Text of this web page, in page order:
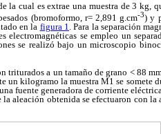
la cual es extrae una muestra de 3 kg,
(bromoformo, r= 2,891 g.cm-3) y
en la figura 1. Para la separación
se empleo un
se realizó bajo un microscopio
triturados a un tamaño de grano < 88
kilogramo la muestra M1 se somete
fuente generadora de corriente
aleación obtenida se efectuaron con la